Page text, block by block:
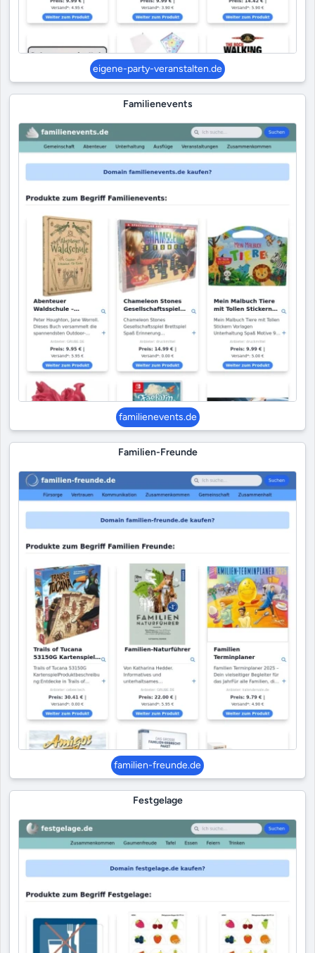
eigene-party-veranstalten.de
Familienevents
familienevents.de
Familien-Freunde
familien-freunde.de
Festgelage